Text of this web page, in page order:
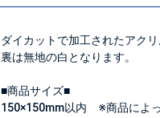
ダイカットで加工されたアク
裏は無地の白となります。
■商品サイズ■
150×150mm以内 ※商品によ